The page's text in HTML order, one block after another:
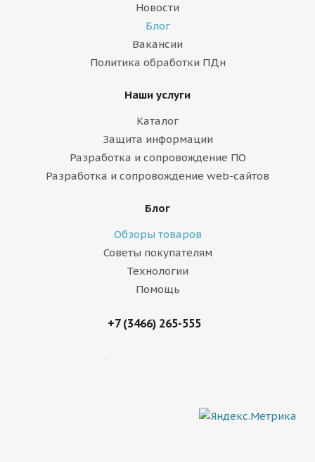
Новости
Блог
Вакансии
Политика обработки ПДн
Наши услуги
Каталог
Защита информации
Разработка и сопровождение ПО
Разработка и сопровождение web-сайтов
Блог
Обзоры товаров
Советы покупателям
Технологии
Помощь
+7 (3466) 265-555